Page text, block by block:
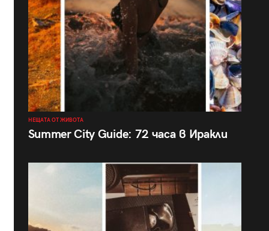
НЕЩАТА ОТ ЖИВОТА
Summer City Guide: 72 часа в Иракли